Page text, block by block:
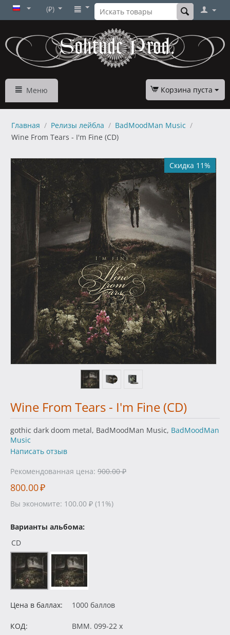
(₽)
Меню Корзина пуста
Главная / Релизы лейбла / BadMoodMan Music /
Wine From Tears - I'm Fine (CD)
Скидка 11%
Wine From Tears - I'm Fine (CD)
gothic dark doom metal, BadMoodMan Music, BadMoodMan
Music
Написать отзыв
Рекомендованная цена: 900.00 ₽
800.00₽
Вы экономите: 100.00 ₽ (11 %)
Варианты альбома:
CD
Цена в баллах: 1000 баллов
КОД:
BMM. 099-22 x